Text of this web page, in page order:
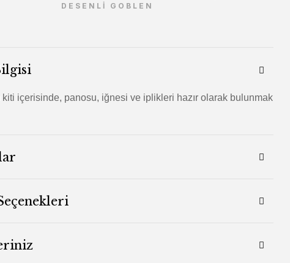
DESENLİ GOBLEN
kiti içerisinde, panosu, iğnesi ve iplikleri hazır olarak bulunmak